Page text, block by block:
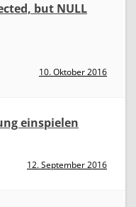
but NULL
10. Oktober 2016
einspielen
12. September 2016